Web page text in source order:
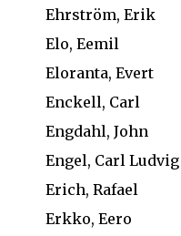
Ehrström, Erik
Elo, Eemil
Eloranta, Evert
Enckell, Carl
Engdahl, John
Engel, Carl Ludvig
Erich, Rafael
Erkko, Eero